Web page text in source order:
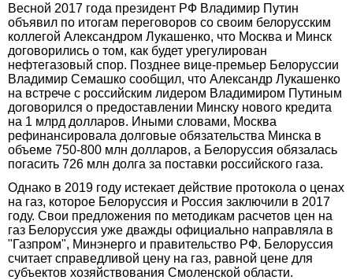
Весной 2017 года президент РФ Владимир Путин
объявил по итогам переговоров со своим белорусским
коллегой Александром Лукашенко, что Москва и Минск
договорились о том, как будет урегулирован
нефтегазовый спор. Позднее вице-премьер Белоруссии
Владимир Семашко сообщил, что Александр Лукашенко
на встрече с российским лидером Владимиром Путиным
договорился о предоставлении Минску нового кредита
на 1 млрд долларов. Иными словами, Москва
рефинансировала долговые обязательства Минска в
объеме 750-800 млн долларов, а Белоруссия обязалась
погасить 726 млн долга за поставки российского газа.
Однако в 2019 году истекает действие протокола о ценах
на газ, которое Белоруссия и Россия заключили в 2017
году. Свои предложения по методикам расчетов цен на
газ Белоруссия уже дважды официально направляла в
"Газпром", Минэнерго и правительство РФ. Белоруссия
считает справедливой цену на газ, равной цене для
субъектов хозяйствования Смоленской области.